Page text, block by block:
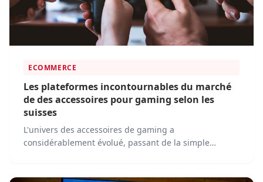
ECOMMERCE
Les plateformes incontournables du marché
de des accessoires pour gaming selon les
suisses
L'univers des accessoires de gaming a
considérablement évolué, passant de la simple